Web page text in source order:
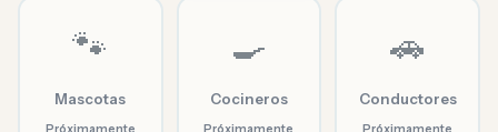
🐾
Mascotas
Próximamente
🍳
Cocineros
Próximamente
🚗
Conductores
Próximamente